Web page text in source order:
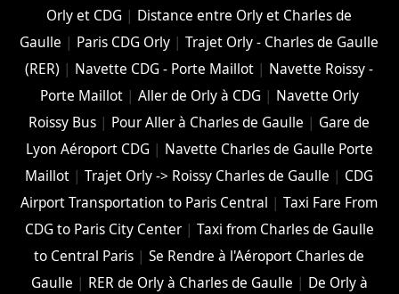
Orly et CDG | Distance entre Orly et Charles de
Gaulle | Paris CDG Orly |Trajet Orly - Charles de Gaulle
(RER) | Navette CDG - Porte Maillot | Navette Roissy -
Porte Maillot| Aller de Orly à CDG | Navette Orly
Roissy Bus | Pour Aller à Charles de Gaulle | Gare de
Lyon Aéroport CDG | Navette Charles de Gaulle Porte
Maillot |Trajet Orly -> Roissy Charles de Gaulle | CDG
Airport Transportation to Paris Central |Taxi Fare From
CDG to Paris City Center| Taxi from Charles de Gaulle
to Central Paris |Se Rendre à l'Aéroport Charles de
Gaulle | RER de Orly à Charles de Gaulle | De Orly à